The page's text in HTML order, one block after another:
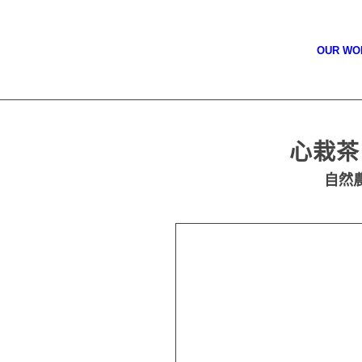
OUR
心栽
自然